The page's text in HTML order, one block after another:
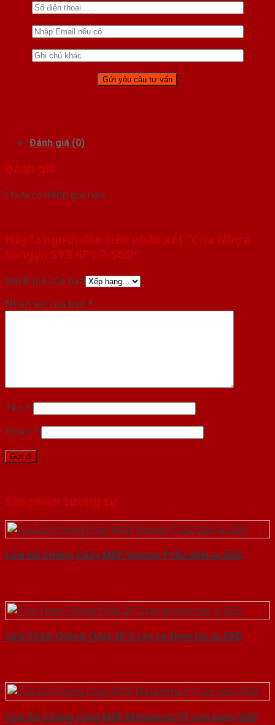
Đánh giá (0)
Đánh giá
Chưa có đánh giá nào.
Hãy là người đầu tiên nhận xét “Cửa Nhựa
Sungyu SYB 6P1 2-SGD”
Đánh giá của bạn
Nhận xét của bạn *
Tên *
Email *
Sản phẩm tương tự
Cửa Gỗ Chống Cháy MDF Veneer P1R2 ASH-a-SGD
Cửa Thép Chống Cháy 2P 2 tay co thuy luc-a-SGD
Cửa Gỗ Chống Cháy MDF Melamine P1 van kem-SGD